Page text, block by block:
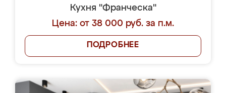
Кухня "Франческа"
Цена: от 38 000 руб. за п.м.
ПОДРОБНЕЕ